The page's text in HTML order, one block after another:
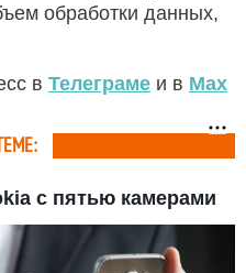
обработки данных,
в Телеграме и в Max
с пятью камерами